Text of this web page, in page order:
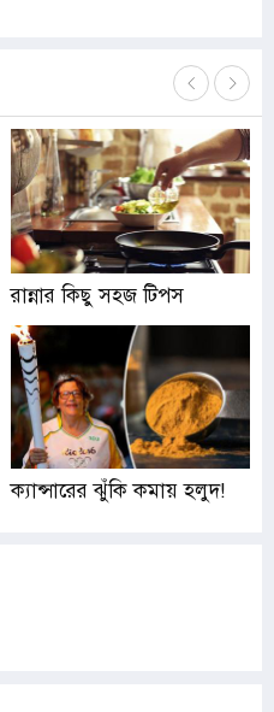
রান্নার কিছু সহজ টিপস
ক্যান্সারের ঝুঁকি কমায় হলুদ!